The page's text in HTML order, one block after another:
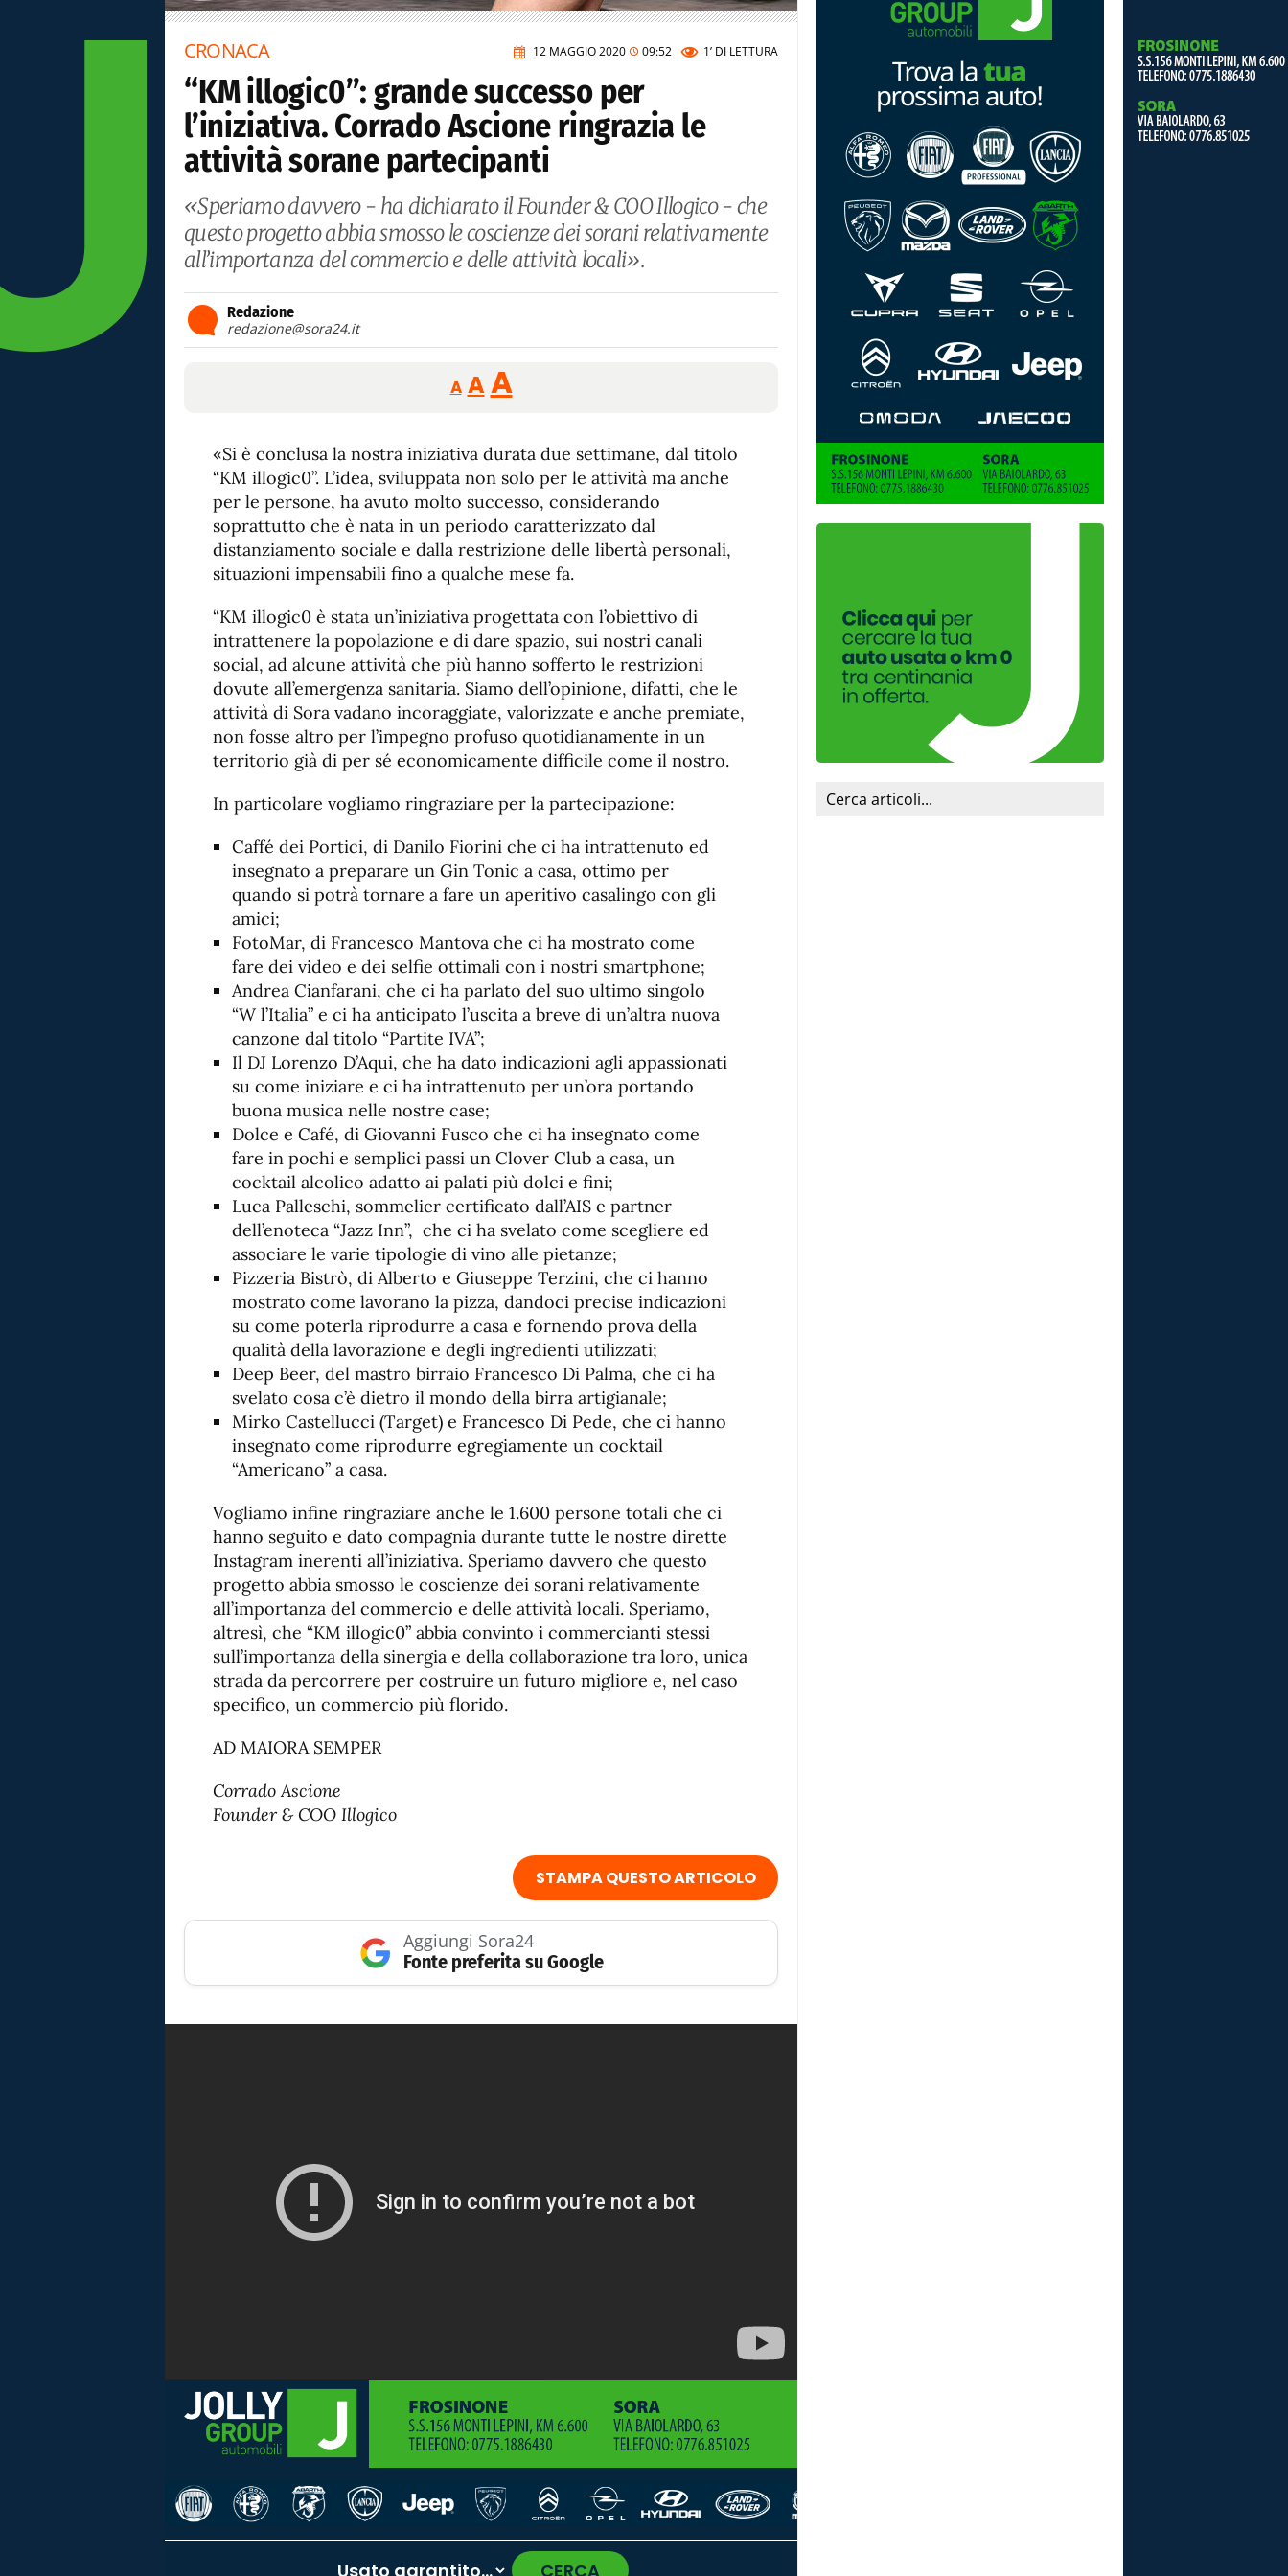
12 MAGGIO 2020 09:52 1’ DI LETTURA
CRONACA
“KM illogic0”: grande successo per
l’iniziativa. Corrado Ascione ringrazia le
attività sorane partecipanti
«Speriamo davvero - ha dichiarato il Founder & COO Illogico - che
questo progetto abbia smosso le coscienze dei sorani relativamente
all’importanza del commercio e delle attività locali».
Redazione
redazione@sora24.it
A
Reducir
tamaño
A Restablecer
tamaño
de
fuente
AAumentar
de
fuente.
«Si è conclusa la nostra iniziativa durata due settimane, dal titolo
“KM illogic0”. L’idea, sviluppata non solo per le attività ma anche
per le persone, ha avuto molto successo, considerando
soprattutto che è nata in un periodo caratterizzato dal
distanziamento sociale e dalla restrizione delle libertà personali,
situazioni impensabili fino a qualche mese fa.
“KM illogic0 è stata un’iniziativa progettata con l’obiettivo di
intrattenere la popolazione e di dare spazio, sui nostri canali
social, ad alcune attività che più hanno sofferto le restrizioni
dovute all’emergenza sanitaria. Siamo dell’opinione, difatti, che le
attività di Sora vadano incoraggiate, valorizzate e anche premiate,
non fosse altro per l’impegno profuso quotidianamente in un
territorio già di per sé economicamente difficile come il nostro.
In particolare vogliamo ringraziare per la partecipazione:
Caffé dei Portici, di Danilo Fiorini che ci ha intrattenuto ed
insegnato a preparare un Gin Tonic a casa, ottimo per
quando si potrà tornare a fare un aperitivo casalingo con gli
amici;
FotoMar, di Francesco Mantova che ci ha mostrato come
fare dei video e dei selfie ottimali con i nostri smartphone;
Andrea Cianfarani, che ci ha parlato del suo ultimo singolo
“W l’Italia” e ci ha anticipato l’uscita a breve di un’altra nuova
canzone dal titolo “Partite IVA”;
Il DJ Lorenzo D’Aqui, che ha dato indicazioni agli appassionati
su come iniziare e ci ha intrattenuto per un’ora portando
buona musica nelle nostre case;
Dolce e Café, di Giovanni Fusco che ci ha insegnato come
fare in pochi e semplici passi un Clover Club a casa, un
cocktail alcolico adatto ai palati più dolci e fini;
Luca Palleschi, sommelier certificato dall’AIS e partner
dell’enoteca “Jazz Inn”, che ci ha svelato come scegliere ed
associare le varie tipologie di vino alle pietanze;
Pizzeria Bistrò, di Alberto e Giuseppe Terzini, che ci hanno
mostrato come lavorano la pizza, dandoci precise indicazioni
su come poterla riprodurre a casa e fornendo prova della
qualità della lavorazione e degli ingredienti utilizzati;
Deep Beer, del mastro birraio Francesco Di Palma, che ci ha
svelato cosa c’è dietro il mondo della birra artigianale;
Mirko Castellucci (Target) e Francesco Di Pede, che ci hanno
insegnato come riprodurre egregiamente un cocktail
“Americano” a casa.
Vogliamo infine ringraziare anche le 1.600 persone totali che ci
hanno seguito e dato compagnia durante tutte le nostre dirette
Instagram inerenti all’iniziativa. Speriamo davvero che questo
progetto abbia smosso le coscienze dei sorani relativamente
all’importanza del commercio e delle attività locali. Speriamo,
altresì, che “KM illogic0” abbia convinto i commercianti stessi
sull’importanza della sinergia e della collaborazione tra loro, unica
strada da percorrere per costruire un futuro migliore e, nel caso
specifico, un commercio più florido.
AD MAIORA SEMPER
Corrado Ascione
Founder & COO Illogico
STAMPA QUESTO ARTICOLO
Aggiungi Sora24
Fonte preferita su Google
CERCA